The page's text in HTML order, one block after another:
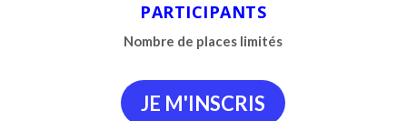
PARTICIPANTS
Nombre de places limités
JE M'INSCRIS